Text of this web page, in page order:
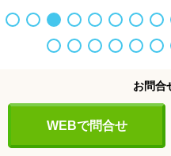
お問合
WEBで問合せ